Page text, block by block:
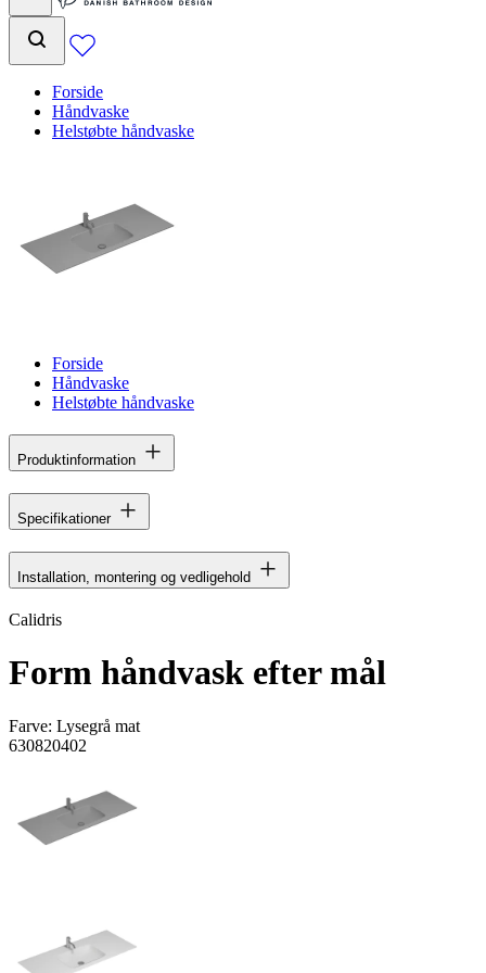
Forside
Håndvaske
Helstøbte håndvaske
Forside
Håndvaske
Helstøbte håndvaske
Produktinformation
Specifikationer
Installation, montering og vedligehold
Calidris
Form håndvask efter mål
Farve: Lysegrå mat
630820402